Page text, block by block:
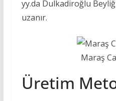
yy.da Dulkadiroğlu
uzanır.
Maraş
Üretim